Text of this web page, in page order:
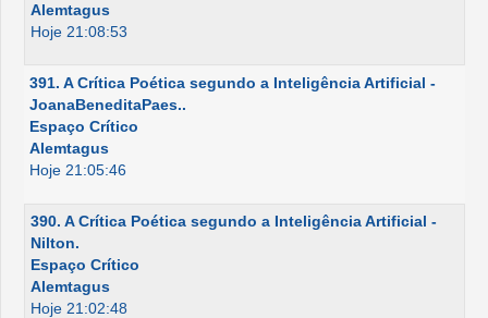
Alemtagus
Hoje 21:08:53
391. A Crítica Poética segundo a Inteligência Artificial -
JoanaBeneditaPaes..
Espaço Crítico
Alemtagus
Hoje 21:05:46
390. A Crítica Poética segundo a Inteligência Artificial -
Nilton.
Espaço Crítico
Alemtagus
Hoje 21:02:48